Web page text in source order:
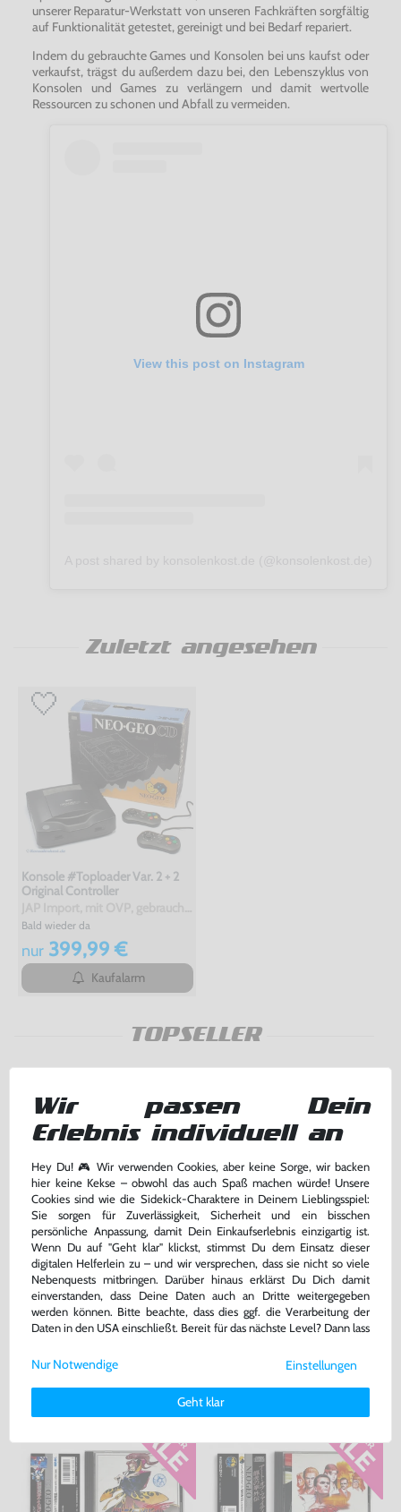
unserer Reparatur-Werkstatt von unseren Fachkräften sorgfältig
auf Funktionalität getestet, gereinigt und bei Bedarf repariert.
Indem du gebrauchte Games und Konsolen bei uns kaufst oder
verkaufst, trägst du außerdem dazu bei, den Lebenszyklus von
Konsolen und Games zu verlängern und damit wertvolle
Ressourcen zu schonen und Abfall zu vermeiden.
View this post on Instagram
Zuletzt angesehen
Konsole #Toploader Var. 2 + 2
Original Controller
Bald wieder da
nur399,99 €
Kaufalarm
TOPSELLER
Garou Densetsu 3: Road to the
Final Victory + Spinecard
JAP Version, mit OVP, gebraucht, NEUWERTIG
-10% bisher 49,99 €
Warenkorb
Samurai Spirits 2 / Samurai
Shodown 2 + Spinecard
JAP Version, mit OVP, gebraucht, NEUWERTIG
-10% bisher 44,99 €
Warenkorb
Wir passen Dein
Erlebnis individuell an
Hey Du! 🎮 Wir verwenden Cookies, aber keine Sorge, wir backen
hier keine Kekse – obwohl das auch Spaß machen würde! Unsere
Cookies sind wie die Sidekick-Charaktere in Deinem Lieblingsspiel:
Sie sorgen für Zuverlässigkeit, Sicherheit und ein bisschen
persönliche Anpassung, damit Dein Einkaufserlebnis einzigartig ist.
Wenn Du auf "Geht klar" klickst, stimmst Du dem Einsatz dieser
digitalen Helferlein zu – und wir versprechen, dass sie nicht so viele
Nebenquests mitbringen. Darüber hinaus erklärst Du Dich damit
einverstanden, dass Deine Daten auch an Dritte weitergegeben
werden können. Bitte beachte, dass dies ggf. die Verarbeitung der
Daten in den USA einschließt. Bereit für das nächste Level? Dann lass
Weitere Informationen zu den von uns verwendeten Cookies und
Deinen Rechten als Nutzer findest Du in unsererDaten­schutz­
Impressum.
Einstellungen
Geht klar
Nur Notwendige